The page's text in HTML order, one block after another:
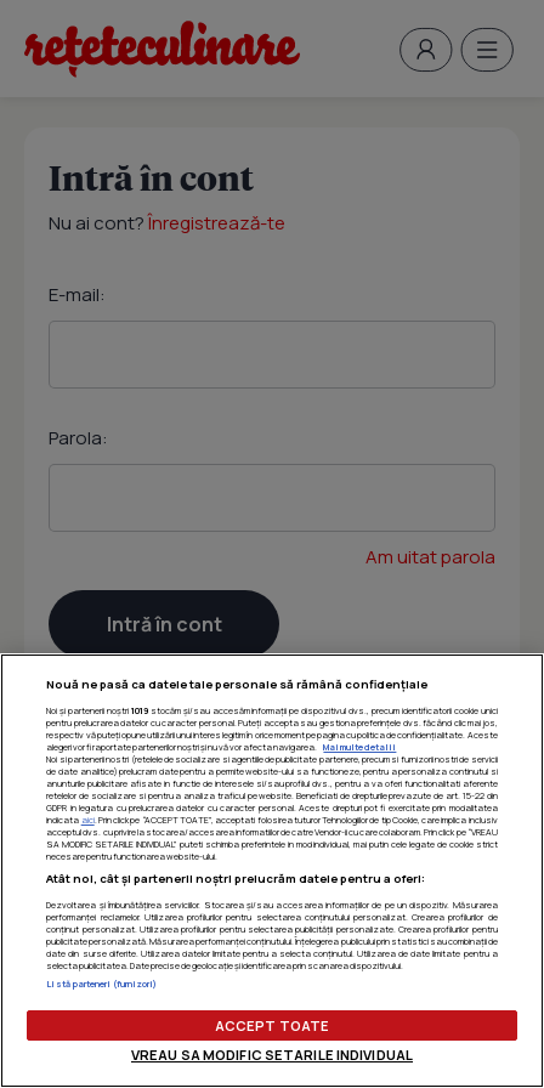
Intră în cont
Nu ai cont?Înregistrează-te
E-mail:
Parola:
Am uitat parola
Nouă ne pasă ca datele tale personale să rămână confidențiale
Noi și partenerii noștri 1019stocăm și/sau accesăm informații pe dispozitivul dvs., precum identificatorii cookie unici
pentru prelucrarea datelor cu caracter personal. Puteți accepta sau gestiona preferințele dvs. făcând clic mai jos,
respectiv vă puteți opune utilizării unui interes legitim în orice moment pe pagina cu politica de confidențialitate. Aceste
alegeri vor fi raportate partenerilor noștri și nu vă vor afecta navigarea.
Mai multe detalii
Noi si partenerii nostri (retelele de socializare si agentiile de publicitate partenere, precum si furnizorii nostri de servicii
de date analitice) prelucram date pentru a permite website-ului sa functioneze, pentru a personaliza continutul si
anunturile publicitare afisate in functie de interesele si/sau profilul dvs., pentru a va oferi functionalitati aferente
retelelor de socializare si pentru a analiza traficul pe website. Beneficiati de drepturile prevazute de art. 15-22 din
GDPR in legatura cu prelucrarea datelor cu caracter personal. Aceste drepturi pot fi exercitate prin modalitatea
indicata aici. Prin click pe “ACCEPT TOATE”, acceptati folosirea tuturor Tehnologiilor de tip Cookie, care implica inclusiv
acceptul dvs. cu privire la stocarea/accesarea informatiilor de catre Vendor-ii cu care colaboram. Prin click pe “VREAU
SA MODIFIC SETARILE INDIVIDUAL” puteti schimba preferintele in mod individual, mai putin cele legate de cookie strict
necesare pentru functionarea website-ului.
Atât noi, cât și partenerii noștri prelucrăm datele pentru a oferi:
Dezvoltarea și îmbunătățirea serviciilor. Stocarea și/sau accesarea informațiilor de pe un dispozitiv. Măsurarea
performanței reclamelor. Utilizarea profilurilor pentru selectarea conținutului personalizat. Crearea profilurilor de
conținut personalizat. Utilizarea profilurilor pentru selectarea publicității personalizate. Crearea profilurilor pentru
publicitate personalizată. Măsurarea performanței conținutului. Înțelegerea publicului prin statistici sau combinații de
date din surse diferite. Utilizarea datelor limitate pentru a selecta conținutul. Utilizarea de date limitate pentru a
selecta publicitatea. Date precise de geolocație și identificarea prin scanarea dispozitivului.
Listă parteneri (furnizori)
ACCEPT TOATE
VREAU SA MODIFIC SETARILE INDIVIDUAL